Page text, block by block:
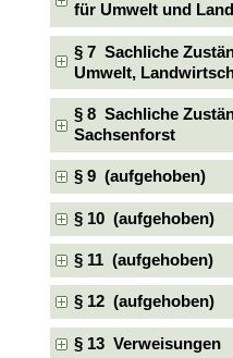
für Umwelt und
§ 7 Sachliche
Umwelt,
§ 8 Sachliche
Sachsenforst
§ 9 (aufgehoben)
§ 10 (aufgehoben)
§ 11 (aufgehoben)
§ 12 (aufgehoben)
§ 13 Verweisungen